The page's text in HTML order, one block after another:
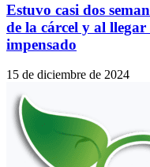
Estuvo casi dos
de la cárcel y al
impensado
15 de diciembre de 2024